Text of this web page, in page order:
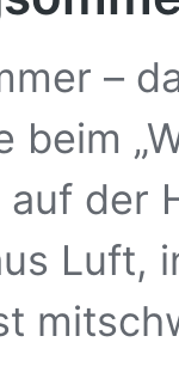
–
beim
der
Luft,